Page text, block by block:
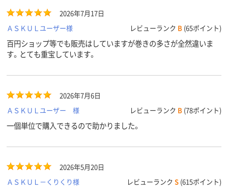
2026年7月17日
ＡＳＫＵＬユーザー様
レビューランク B (65ポイント)
百円ショップ等でも販売はしていますが巻きの多さが全然違いま
す。とても重宝しています。
2026年7月6日
ＡＳＫＵＬユーザー 様
レビューランク B (78ポイント)
一個単位で購入できるので助かりました。
2026年5月20日
ＡＳＫＵＬ－くりくり様
レビューランク S (615ポイント)